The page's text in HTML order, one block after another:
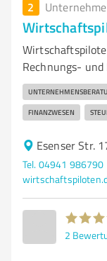
2
Rechnungs- und
FINANZWESEN
Esenser Str.
Tel. 04941 986790
2